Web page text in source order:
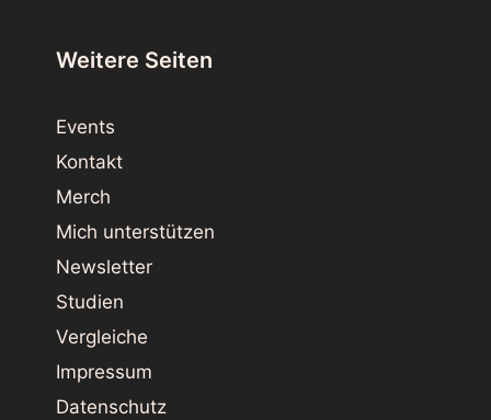
Weitere Seiten
Events
Kontakt
Merch
Mich unterstützen
Newsletter
Studien
Vergleiche
Impressum
Datenschutz